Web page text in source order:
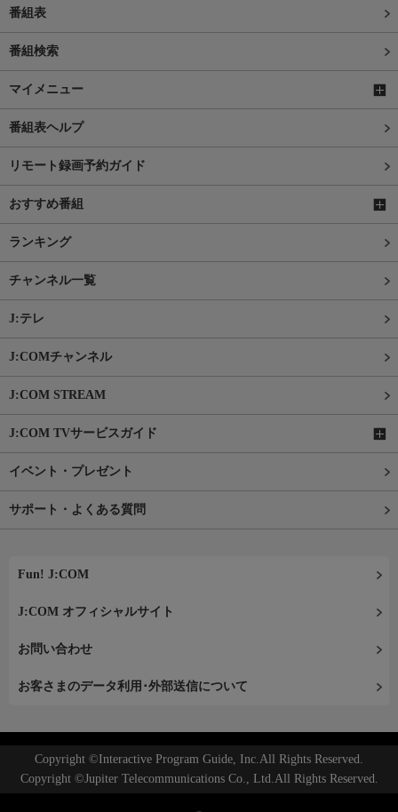
番組表
番組検索
マイメニュー
番組表ヘルプ
リモート録画予約ガイド
おすすめ番組
ランキング
チャンネル一覧
J:テレ
J:COMチャンネル
J:COM STREAM
J:COM TVサービスガイド
イベント・プレゼント
サポート・よくある質問
Fun! J:COM
J:COM オフィシャルサイト
お問い合わせ
お客さまのデータ利用･外部送信について
Copyright ©Interactive Program Guide, Inc.All Rights Reserved.
Copyright ©Jupiter Telecommunications Co., Ltd.All Rights Reserved.